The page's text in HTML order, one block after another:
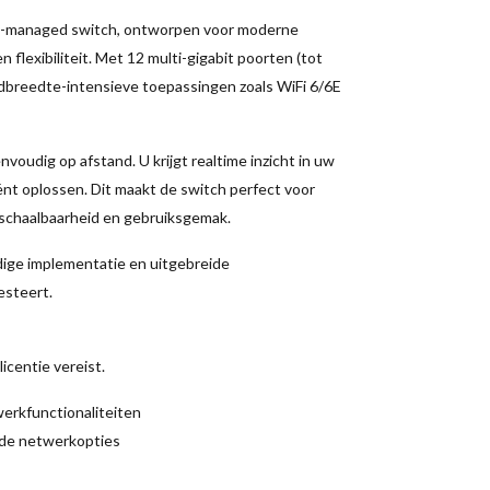
switch, ontworpen voor moderne
flexibiliteit. Met 12 multi-gigabit poorten (tot
intensieve toepassingen zoals WiFi 6/6E
op afstand. U krijgt realtime inzicht in uw
oplossen. Dit maakt de switch perfect voor
en gebruiksgemak.
implementatie en uitgebreide
vereist.
netwerkopties